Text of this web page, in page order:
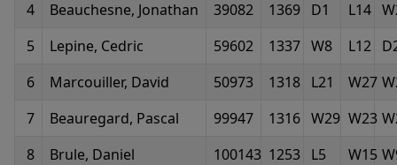
4 Beauchesne, Jonathan 39082 1369 D1 L14
5
Lepine, Cedric 59602 1337 W8 L12
6
Marcouiller, David 50973 1318 L21 W27
7
Beauregard, Pascal 99947 1316 W29 W23
8
Brule, Daniel 100143 1253 L5 W15